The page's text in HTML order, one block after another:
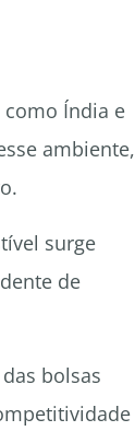
Índia e
ambiente,
surge
de
bolsas